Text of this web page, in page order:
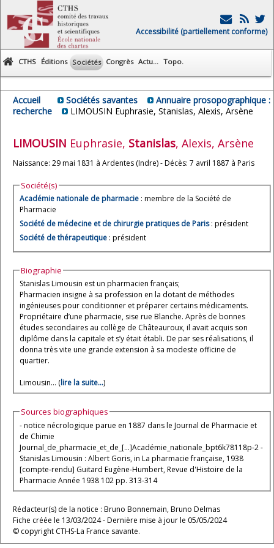
Accessibilité (partiellement conforme)
CTHS Éditions Sociétés Congrès Actu... Topo.
Accueil Sociétés savantes
Annuaire prosopographique :
recherche
LIMOUSIN Euphrasie, Stanislas, Alexis, Arsène
LIMOUSIN Euphrasie, Stanislas, Alexis, Arsène
Naissance: 29 mai 1831 à Ardentes (Indre) - Décès: 7 avril 1887 à Paris
Société(s)
Académie nationale de pharmacie : membre de la Société de
Pharmacie
Société de médecine et de chirurgie pratiques de Paris: président
Société de thérapeutique : président
Biographie
Stanislas Limousin est un pharmacien français;
Pharmacien insigne à sa profession en la dotant de méthodes
ingénieuses pour conditionner et préparer certains médicaments.
Propriétaire d’une pharmacie, sise rue Blanche. Après de bonnes
études secondaires au collège de Châteauroux, il avait acquis son
diplôme dans la capitale et s’y était établi. De par ses réalisations, il
donna très vite une grande extension à sa modeste officine de
quartier.
Limousin... (lire la suite...)
Sources biographiques
- notice nécrologique parue en 1887 dans le Journal de Pharmacie et
de Chimie
Journal_de_pharmacie_et_de_[…]Académie_nationale_bpt6k78118p-2 -
Stanislas Limousin : Albert Goris, in La pharmacie française, 1938
[compte-rendu] Guitard Eugène-Humbert, Revue d'Histoire de la
Pharmacie Année 1938 102 pp. 313-314
Rédacteur(s) de la notice : Bruno Bonnemain, Bruno Delmas
Fiche créée le 13/03/2024 - Dernière mise à jour le 05/05/2024
© copyright CTHS-La France savante.